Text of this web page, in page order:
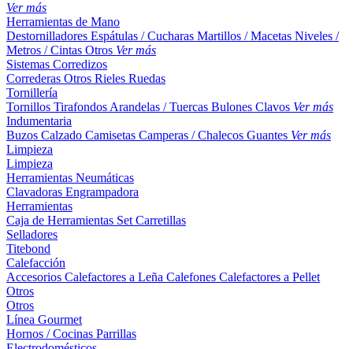
Ver más
Herramientas de Mano
Destornilladores Espátulas / Cucharas Martillos / Macetas Niveles /
Metros / Cintas Otros Ver más
Sistemas Corredizos
Correderas Otros Rieles Ruedas
Tornillería
Tornillos Tirafondos Arandelas / Tuercas Bulones Clavos Ver más
Indumentaria
Buzos Calzado Camisetas Camperas / Chalecos Guantes Ver más
Limpieza
Limpieza
Herramientas Neumáticas
Clavadoras Engrampadora
Herramientas
Caja de Herramientas Set Carretillas
Selladores
Titebond
Calefacción
Accesorios Calefactores a Leña Calefones Calefactores a Pellet
Otros
Otros
Línea Gourmet
Hornos / Cocinas Parrillas